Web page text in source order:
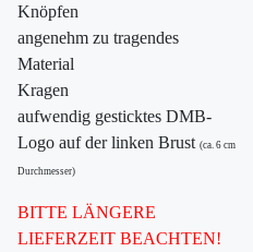
Knöpfen
angenehm zu tragendes
Material
Kragen
aufwendig gesticktes DMB-
Logo auf der linken Brust(ca. 6 cm
Durchmesser)
BITTE LÄNGERE
LIEFERZEIT BEACHTEN!